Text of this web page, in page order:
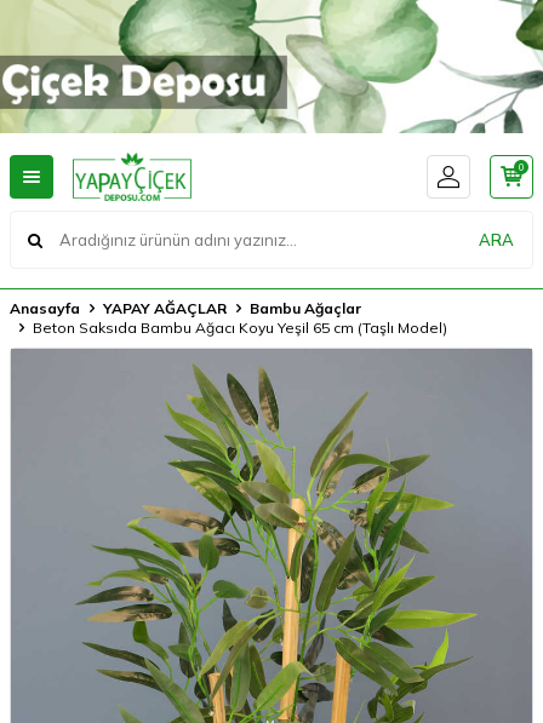
ARA
0
Anasayfa YAPAY AĞAÇLAR
Bambu Ağaçlar
Beton Saksıda Bambu Ağacı Koyu Yeşil 65 cm (Taşlı Model)